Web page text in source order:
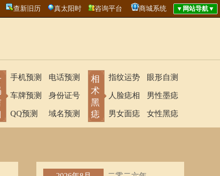
查新旧历 真太阳时 咨询平台 商城系统
手机预测
车牌预测
QQ预测
电话预测
身份证号
域名预测
相
术
黑
痣
指纹运势
人脸痣相
男女面痣
眼形自测
男性墨痣
女性黑痣